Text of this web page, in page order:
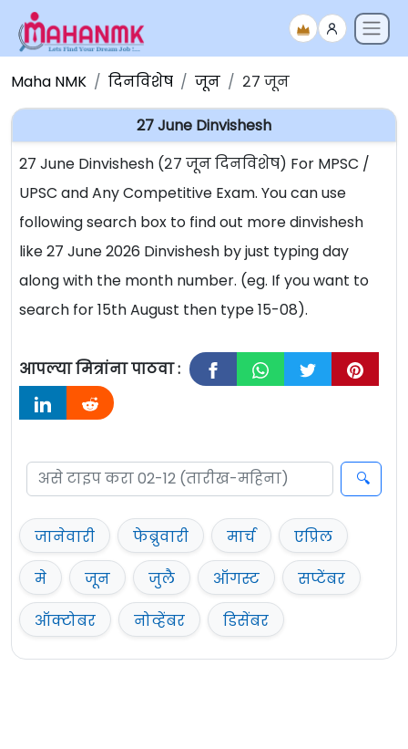
Maha NMK दिनविशेष जून २७ जून
27 June Dinvishesh
27 June Dinvishesh (२७ जून दिनविशेष) For MPSC /
UPSC and Any Competitive Exam. You can use
following search box to find out more dinvishesh
like 27 June 2026 Dinvishesh by just typing day
along with the month number. (eg. If you want to
search for 15th August then type 15-08).
आपल्या मित्रांना पाठवा :
जानेवारी फेब्रुवारी मार्च
एप्रिल
मे
जून जुलै ऑगस्ट
सप्टेंबर
ऑक्टोबर
नोव्हेंबर डिसेंबर